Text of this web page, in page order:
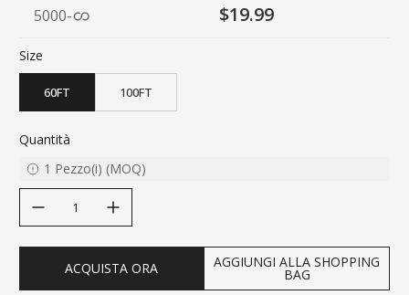
5000- $19.99
Size
60FT 100FT
Quantità
1 Pezzo(i) (MOQ)
ACQUISTA ORA AGGIUNGI ALLA SHOPPING
BAG